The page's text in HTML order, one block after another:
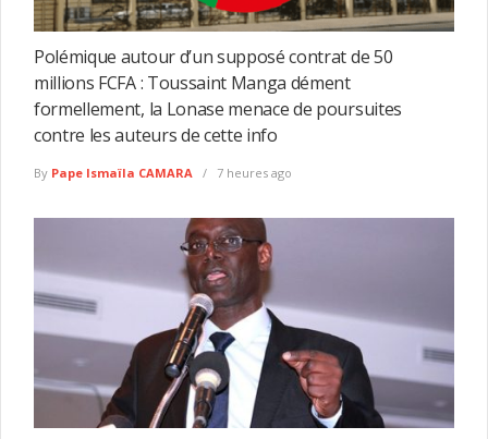
Polémique autour d’un supposé contrat de 50
millions FCFA : Toussaint Manga dément
formellement, la Lonase menace de poursuites
contre les auteurs de cette info
By Pape Ismaïla CAMARA 7 heures ago